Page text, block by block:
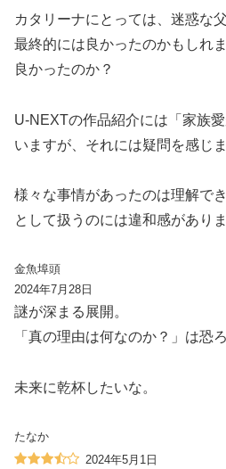
カタリーナにとっては、迷惑な
最終的には良かったのかもしれ
良かったのか？
U-NEXTの作品紹介には「家族
いますが、それには疑問を感じま
様々な事情があったのは理解で
として扱うのには違和感がありま
金魚埠頭
2024年7月28日
謎が深まる展開。
「真の理由は何なのか？」は恐
未来に乾杯したいな。
たなか
2024年5月1日